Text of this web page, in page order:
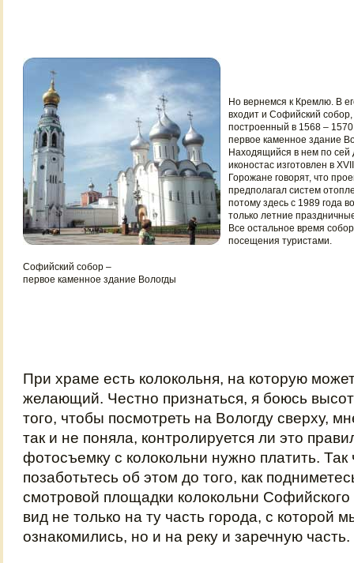
Софийский собор –
первое каменное здание Вологды
Но вернемся к Кремлю. В
входит и Софийский собор,
построенный в 1568 –
первое каменное здание
Находящийся в нем по сей
иконостас изготовлен в
Горожане говорят, что
предполагал систем
потому здесь с 1989 года
только летние
Все остальное время
посещения туристами.
При храме есть колокольня, на которую
желающий. Честно признаться, я боюсь
того, чтобы посмотреть на Вологду сверху,
так и не поняла, контролируется ли это
фотосъемку с колокольни нужно платить. Так
позаботьтесь об этом до того, как
смотровой площадки колокольни Софийского
вид не только на ту часть города, с которой
ознакомились, но и на реку и заречную часть.